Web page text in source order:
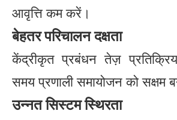
आवृत्ति कम करें।
बेहतर परिचालन दक्षता
केंद्रीकृत प्रबंधन तेज़
समय प्रणाली समायोजन को सक्षम
उन्नत सिस्टम स्थिरता